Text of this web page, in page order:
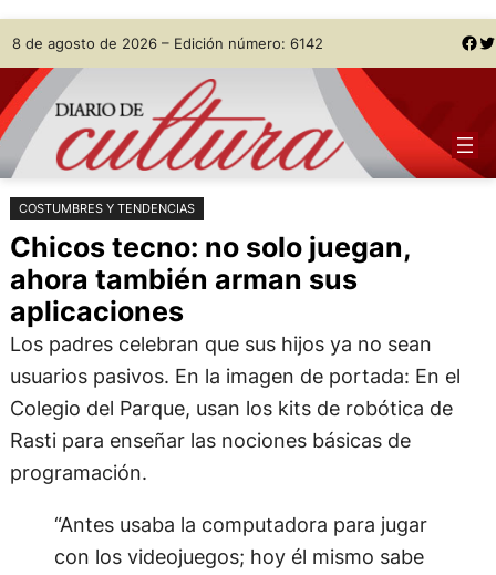
Saltar
al
contenido
Skip
to
content
8 de agosto de 2026 – Edición número: 6142 Facebook Twitter
COSTUMBRES Y TENDENCIAS
Chicos tecno: no solo juegan,
ahora también arman sus
aplicaciones
Los padres celebran que sus hijos ya no sean
usuarios pasivos. En la imagen de portada: En el
Colegio del Parque, usan los kits de robótica de
Rasti para enseñar las nociones básicas de
programación.
“Antes usaba la computadora para jugar
con los videojuegos; hoy él mismo sabe